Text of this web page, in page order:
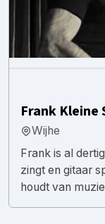
Frank Kleine
Wijhe
Frank is al
zingt en gitaar
houdt van